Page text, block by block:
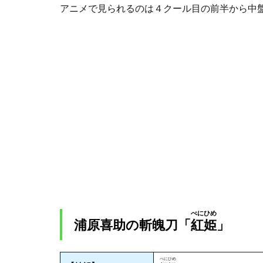
の斬
解
「観
アニメで見られるのは４クール目の前半から中
浦原喜助の斬魄刀「紅姫
べにひめ
」
べにひめ